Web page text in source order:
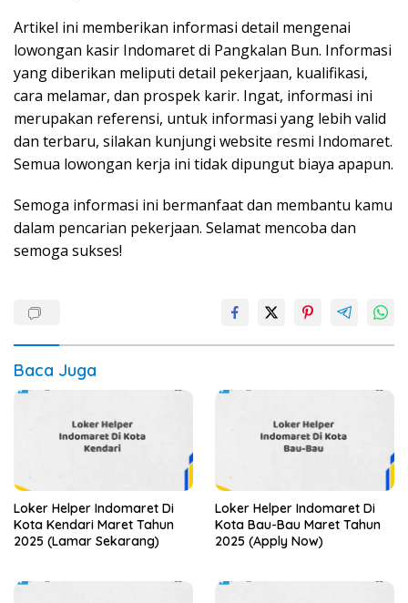
Artikel ini memberikan informasi detail mengenai
lowongan kasir Indomaret di Pangkalan Bun. Informasi
yang diberikan meliputi detail pekerjaan, kualifikasi,
cara melamar, dan prospek karir. Ingat, informasi ini
merupakan referensi, untuk informasi yang lebih valid
dan terbaru, silakan kunjungi website resmi Indomaret.
Semua lowongan kerja ini tidak dipungut biaya apapun.
Semoga informasi ini bermanfaat dan membantu kamu
dalam pencarian pekerjaan. Selamat mencoba dan
semoga sukses!
Baca Juga
Loker Helper Indomaret Di
Kota Kendari Maret Tahun
2025 (Lamar Sekarang)
Loker Helper Indomaret Di
Kota Bau-Bau Maret Tahun
2025 (Apply Now)